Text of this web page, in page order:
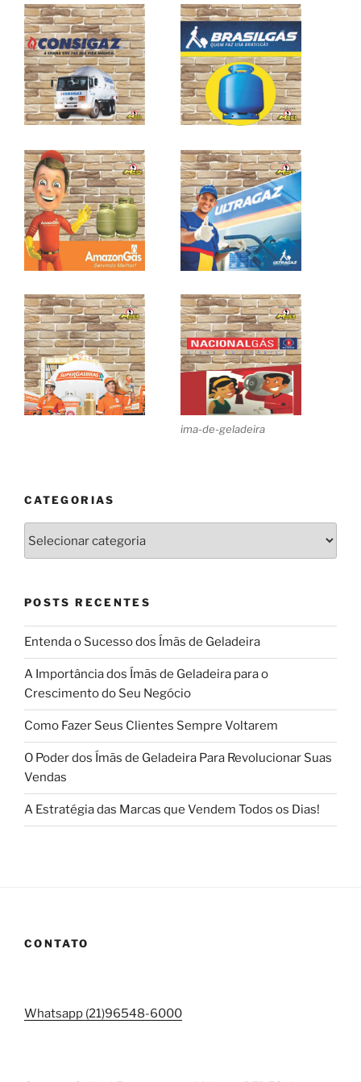
ima-de-geladeira
CATEGORIAS
POSTS RECENTES
Entenda o Sucesso dos Ímãs de Geladeira
A Importância dos Ímãs de Geladeira para o
Crescimento do Seu Negócio
Como Fazer Seus Clientes Sempre Voltarem
O Poder dos Ímãs de Geladeira Para Revolucionar Suas
Vendas
A Estratégia das Marcas que Vendem Todos os Dias!
CONTATO
Whatsapp (21)96548-6000